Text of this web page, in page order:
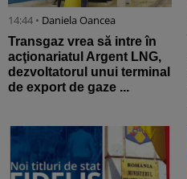
14:44 • Daniela Oancea
Transgaz vrea să intre în
acţionariatul Argent LNG,
dezvoltatorul unui terminal
de export de gaze ...